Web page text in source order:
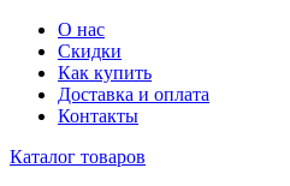
О нас
Скидки
Как купить
Доставка и оплата
Контакты
Каталог товаров